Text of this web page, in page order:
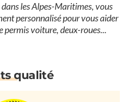
les Alpes-Maritimes, vous
personnalisé pour vous aider
permis voiture, deux-roues...
qualité